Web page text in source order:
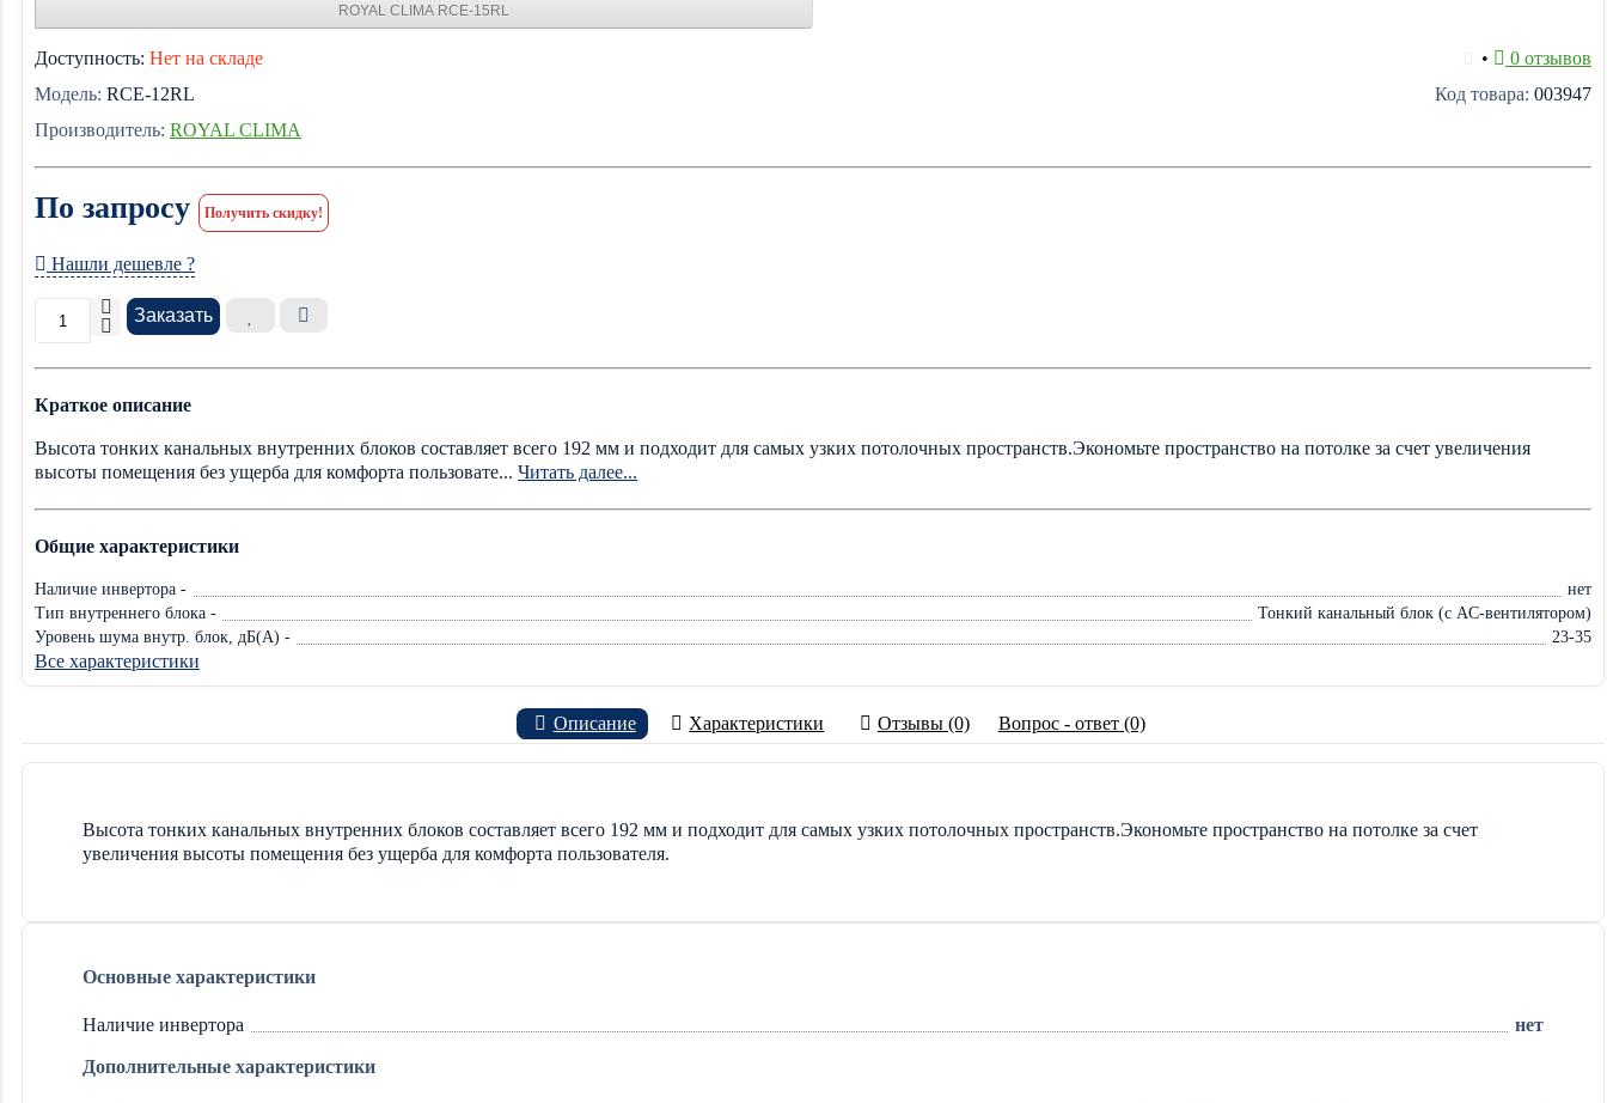
ROYAL CLIMA RCE-15RL
Доступность: Нет на складе •
0 отзывов
Модель: RCE-12RL Код товара: 003947
Производитель: ROYAL CLIMA
По запросу Получить скидку!
Нашли дешевле ?
Заказать
Краткое описание
Высота тонких канальных внутренних блоков составляет всего 192 мм и подходит для самых узких потолочных пространств.Экономьте пространство на потолке за счет увеличения
высоты помещения без ущерба для комфорта пользовате... Читать далее...
Общие характеристики
Наличие инвертора -
нет
Тип внутреннего блока -
Тонкий канальный блок (с AC-вентилятором)
Уровень шума внутр. блок, дБ(А) -
23-35
Все характеристики
Описание Характеристики Отзывы (0) Вопрос - ответ (0)
Высота тонких канальных внутренних блоков составляет всего 192 мм и подходит для самых узких потолочных пространств.Экономьте пространство на потолке за счет
увеличения высоты помещения без ущерба для комфорта пользователя.
Основные характеристики
Наличие инвертора нет
Дополнительные характеристики